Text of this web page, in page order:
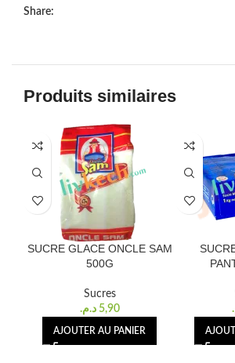
Share:
Produits similaires
SUCRE GLACE ONCLE SAM
500G
Sucres
5,90 د.م.
AJOUTER AU PANIER